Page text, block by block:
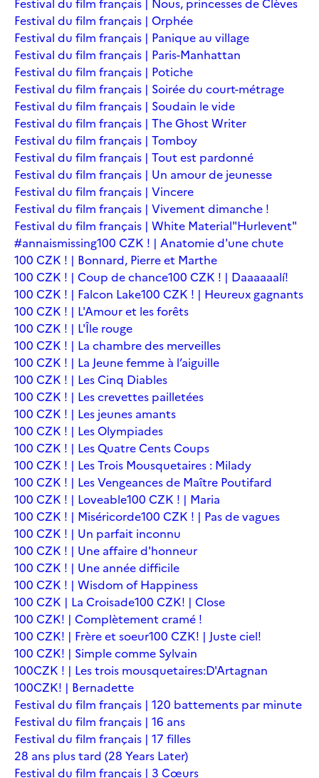
Festival du film français | Orphée
Festival du film français | Panique au village
Festival du film français | Paris-Manhattan
Festival du film français | Potiche
Festival du film français | Soirée du court-métrage
Festival du film français | Soudain le vide
Festival du film français | The Ghost Writer
Festival du film français | Tomboy
Festival du film français | Tout est pardonné
Festival du film français | Un amour de jeunesse
Festival du film français | Vincere
Festival du film français | Vivement dimanche !
Festival du film français | White Material"Hurlevent"
#annaismissing100 CZK ! | Anatomie d'une chute
100 CZK ! | Bonnard, Pierre et Marthe
100 CZK ! | Coup de chance100 CZK ! | Daaaaaalí!
100 CZK ! | Falcon Lake100 CZK ! | Heureux gagnants
100 CZK ! | L'Amour et les forêts
100 CZK ! | L'Île rouge
100 CZK ! | La chambre des merveilles
100 CZK ! | La Jeune femme à l’aiguille
100 CZK ! | Les Cinq Diables
100 CZK ! | Les crevettes pailletées
100 CZK ! | Les jeunes amants
100 CZK ! | Les Olympiades
100 CZK ! | Les Quatre Cents Coups
100 CZK ! | Les Trois Mousquetaires : Milady
100 CZK ! | Les Vengeances de Maître Poutifard
100 CZK ! | Loveable100 CZK ! | Maria
100 CZK ! | Miséricorde100 CZK ! | Pas de vagues
100 CZK ! | Un parfait inconnu
100 CZK ! | Une affaire d'honneur
100 CZK ! | Une année difficile
100 CZK ! | Wisdom of Happiness
100 CZK | La Croisade100 CZK! | Close
100 CZK! | Complètement cramé !
100 CZK! | Frère et soeur100 CZK! | Juste ciel!
100 CZK! | Simple comme Sylvain
100CZK ! | Les trois mousquetaires:D'Artagnan
100CZK! | Bernadette
Festival du film français | 120 battements par minute
Festival du film français | 16 ans
Festival du film français | 17 filles
28 ans plus tard (28 Years Later)
Festival du film français | 3 Cœurs